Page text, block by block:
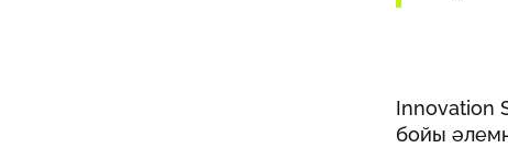
Innovation
бойы